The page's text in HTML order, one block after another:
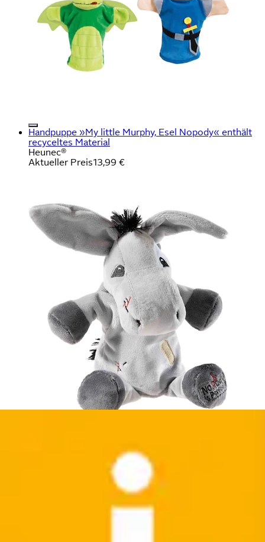
Handpuppe »My little Murphy, Esel Nopody« enthält
recyceltes Material
Heunec®
Aktueller Preis13,99 €
Handpuppe »Bär, Hund, Elefant«
Ursprünglicher PreisUVP 32,99 €